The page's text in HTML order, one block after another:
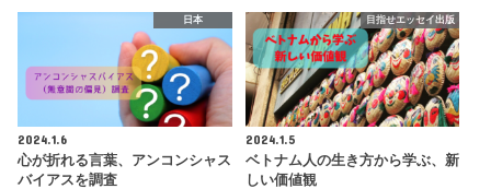
日本
2024.1.6
心が折れる言葉、アンコンシャス
バイアスを調査
目指せエッセイ出版
2024.1.5
ベトナム人の生き方から学ぶ、新
しい価値観